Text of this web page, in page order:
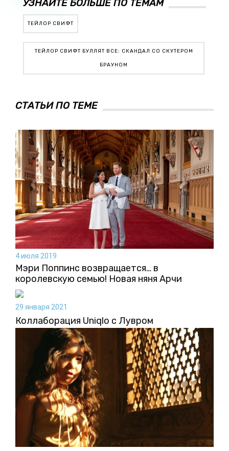
УЗНАЙТЕ БОЛЬШЕ ПО ТЕМАМ
ТЕЙЛОР СВИФТ
ТЕЙЛОР СВИФТ БУЛЛЯТ ВСЕ: СКАНДАЛ СО СКУТЕРОМ
БРАУНОМ
СТАТЬИ ПО ТЕМЕ
4 июля 2019
Мэри Поппинс возвращается… в
королевскую семью! Новая няня Арчи
29 января 2021
Коллаборация Uniqlo с Лувром